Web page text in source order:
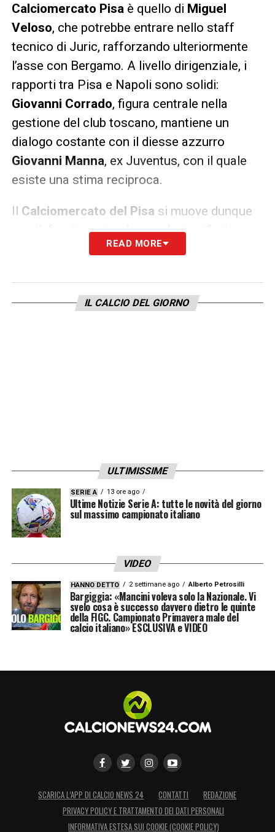
Calciomercato Pisa è quello di Miguel
Veloso, che potrebbe entrare nello staff
tecnico di Juric, rafforzando ulteriormente
l’asse con Bergamo. A livello dirigenziale, i
rapporti tra Pisa e Napoli sono solidi:
Giovanni Corrado, figura centrale nella
gestione del club toscano, mantiene un
dialogo costante con il diesse azzurro
Giovanni Manna, ex Juventus, con il quale
esiste una stima reciproca.
Il Calciomercato del Pisa si muove dunque
su più fronti, puntando su relazioni forti e
strategie condivise per provare a portare in
rosa all’altezza delle ambizioni. L’incontro
con il Napoli potrebbe essere decisivo per
READ MORE
IL CALCIO DEL GIORNO
ULTIMISSIME
SERIE A 13 ore ago
Ultime Notizie Serie A: tutte le novità del giorno
sul massimo campionato italiano
VIDEO
HANNO DETTO 2 settimane ago Alberto Petrosilli
Bargiggia: «Mancini voleva solo la Nazionale. Vi
svelo cosa è successo davvero dietro le quinte
della FIGC. Campionato Primavera male del
calcio italiano» ESCLUSIVA e VIDEO
SCARICA L’APP DI CALCIO NEWS 24 CONTATTI
REDAZIONE
PRIVACY POLICY E TRATTAMENTO DEI DATI PERSONALI
INFORMATIVA ESTESA SUI COOKIE (COOKIE POLICY)